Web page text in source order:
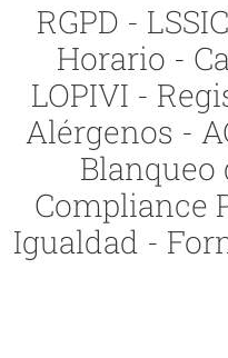
RGPD -
Horario -
LOPIVI -
Alérgenos -
Blanqueo
Compliance
Igualdad -